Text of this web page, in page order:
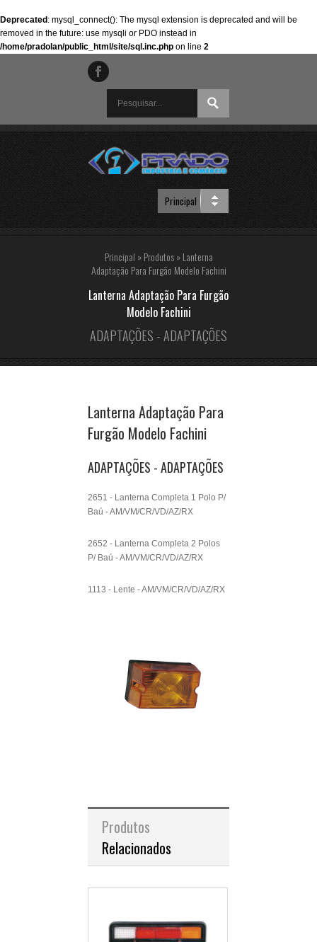
Deprecated : mysql_connect(): The mysql extension is deprecated and will be
removed in the future: use mysqli or PDO instead in
/home/pradolan/public_html/site/sql.inc.php on line 2
Principal » Produtos »Lanterna
Adaptação Para Furgão Modelo Fachini
Lanterna Adaptação Para Furgão
Modelo Fachini
ADAPTAÇÕES - ADAPTAÇÕES
Lanterna Adaptação Para
Furgão Modelo Fachini
ADAPTAÇÕES - ADAPTAÇÕES
2651 - Lanterna Completa 1 Polo P/
Baú - AM/VM/CR/VD/AZ/RX
2652 - Lanterna Completa 2 Polos
P/ Baú - AM/VM/CR/VD/AZ/RX
1113 - Lente - AM/VM/CR/VD/AZ/RX
Produtos
Relacionados